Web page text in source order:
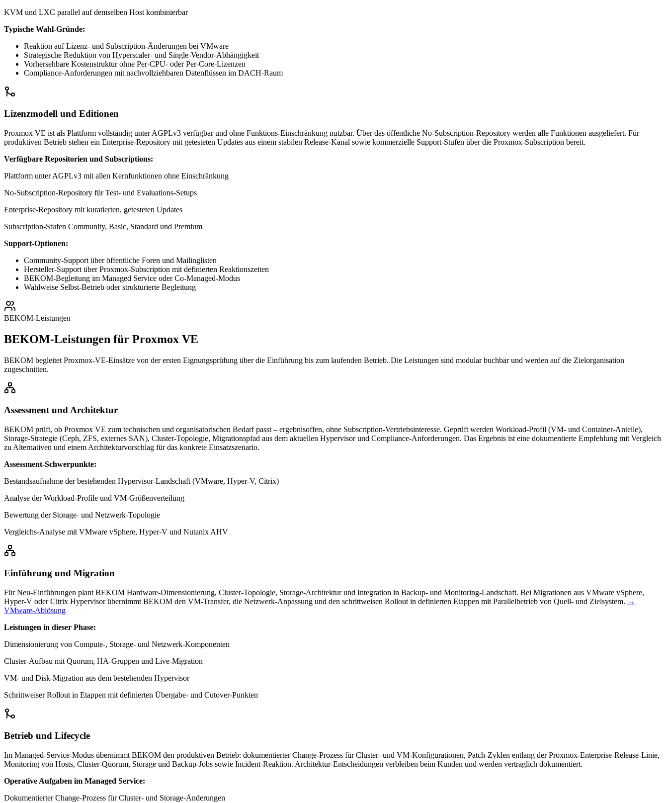
KVM und LXC parallel auf demselben Host kombinierbar
Typische Wahl-Gründe:
Reaktion auf Lizenz- und Subscription-Änderungen bei VMware
Strategische Reduktion von Hyperscaler- und Single-Vendor-Abhängigkeit
Vorhersehbare Kostenstruktur ohne Per-CPU- oder Per-Core-Lizenzen
Compliance-Anforderungen mit nachvollziehbaren Datenflüssen im DACH-Raum
Lizenzmodell und Editionen
Proxmox VE ist als Plattform vollständig unter AGPLv3 verfügbar und ohne Funktions-Einschränkung nutzbar. Über das öffentliche No-Subscription-Repository werden alle Funktionen ausgeliefert. Für
produktiven Betrieb stehen ein Enterprise-Repository mit getesteten Updates aus einem stabilen Release-Kanal sowie kommerzielle Support-Stufen über die Proxmox-Subscription bereit.
Verfügbare Repositorien und Subscriptions:
Plattform unter AGPLv3 mit allen Kernfunktionen ohne Einschränkung
No-Subscription-Repository für Test- und Evaluations-Setups
Enterprise-Repository mit kuratierten, getesteten Updates
Subscription-Stufen Community, Basic, Standard und Premium
Support-Optionen:
Community-Support über öffentliche Foren und Mailinglisten
Hersteller-Support über Proxmox-Subscription mit definierten Reaktionszeiten
BEKOM-Begleitung im Managed Service oder Co-Managed-Modus
Wahlweise Selbst-Betrieb oder strukturierte Begleitung
BEKOM-Leistungen
BEKOM-Leistungen für Proxmox VE
BEKOM begleitet Proxmox-VE-Einsätze von der ersten Eignungsprüfung über die Einführung bis zum laufenden Betrieb. Die Leistungen sind modular buchbar und werden auf die Zielorganisation
zugeschnitten.
Assessment und Architektur
BEKOM prüft, ob Proxmox VE zum technischen und organisatorischen Bedarf passt – ergebnisoffen, ohne Subscription-Vertriebsinteresse. Geprüft werden Workload-Profil (VM- und Container-Anteile),
Storage-Strategie (Ceph, ZFS, externes SAN), Cluster-Topologie, Migrationspfad aus dem aktuellen Hypervisor und Compliance-Anforderungen. Das Ergebnis ist eine dokumentierte Empfehlung mit Vergleich
zu Alternativen und einem Architekturvorschlag für das konkrete Einsatzszenario.
Assessment-Schwerpunkte:
Bestandsaufnahme der bestehenden Hypervisor-Landschaft (VMware, Hyper-V, Citrix)
Analyse der Workload-Profile und VM-Größenverteilung
Bewertung der Storage- und Netzwerk-Topologie
Vergleichs-Analyse mit VMware vSphere, Hyper-V und Nutanix AHV
Einführung und Migration
Für Neu-Einführungen plant BEKOM Hardware-Dimensionierung, Cluster-Topologie, Storage-Architektur und Integration in Backup- und Monitoring-Landschaft. Bei Migrationen aus VMware vSphere,
Hyper-V oder Citrix Hypervisor übernimmt BEKOM den VM-Transfer, die Netzwerk-Anpassung und den schrittweisen Rollout in definierten Etappen mit Parallelbetrieb von Quell- und Zielsystem. →
VMware-Ablösung
Leistungen in dieser Phase:
Dimensionierung von Compute-, Storage- und Netzwerk-Komponenten
Cluster-Aufbau mit Quorum, HA-Gruppen und Live-Migration
VM- und Disk-Migration aus dem bestehenden Hypervisor
Schrittweiser Rollout in Etappen mit definierten Übergabe- und Cutover-Punkten
Betrieb und Lifecycle
Im Managed-Service-Modus übernimmt BEKOM den produktiven Betrieb: dokumentierter Change-Prozess für Cluster- und VM-Konfigurationen, Patch-Zyklen entlang der Proxmox-Enterprise-Release-Linie,
Monitoring von Hosts, Cluster-Quorum, Storage und Backup-Jobs sowie Incident-Reaktion. Architektur-Entscheidungen verbleiben beim Kunden und werden vertraglich dokumentiert.
Operative Aufgaben im Managed Service:
Dokumentierter Change-Prozess für Cluster- und Storage-Änderungen